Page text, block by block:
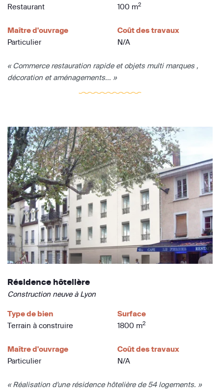
Restaurant
100 m2
Maître d'ouvrage
Particulier
Coût des travaux
N/A
« Commerce restauration rapide et objets multi marques ,
décoration et aménagements... »
Résidence hôtelière
Construction neuve à Lyon
Type de bien
Terrain à construire
Surface
1800 m2
Maître d'ouvrage
Particulier
Coût des travaux
N/A
« Réalisation d'une résidence hôtelière de 54 logements. »